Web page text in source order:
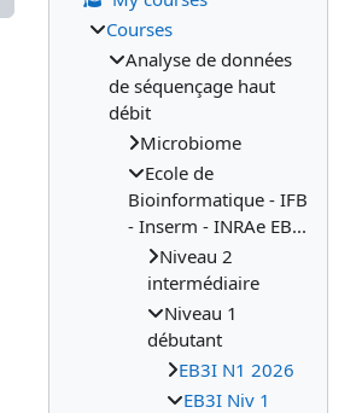
Courses
Analyse de données
de séquençage haut
débit
Microbiome
Ecole de
Bioinformatique - IFB
- Inserm - INRAe EB...
Niveau 2
intermédiaire
Niveau 1
débutant
EB3I N1 2026
EB3I Niv 1